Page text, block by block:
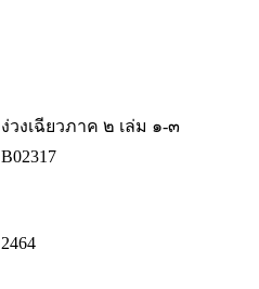
ง่วงเฉียวภาค ๒ เล่ม ๑-๓
B02317
2464